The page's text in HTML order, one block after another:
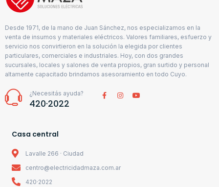
Desde 1971, de la mano de Juan Sánchez, nos especializamos en la
venta de insumos y materiales eléctricos. Valores familiares, esfuerzo y
servicio nos convirtieron en la solución la elegida por clientes
particulares, comerciales e industriales. Hoy, con dos grandes
sucursales, locales y salones de venta propios, gran surtido y personal
altamente capacitado brindamos asesoramiento en todo Cuyo.
¿Necesitás ayuda?
420·2022
Casa central
Lavalle 266 · Ciudad
centro@electricidadmaza.com.ar
420·2022